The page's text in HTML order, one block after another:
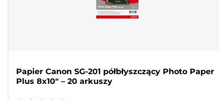
Papier Canon SG-201 półbłyszczący Photo Paper
Plus 8x10" – 20 arkuszy